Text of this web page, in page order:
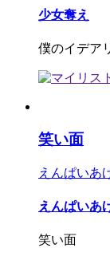
少女奪え
僕のイデア
笑い面
えんぱいあ
えんぱいあ
笑い面